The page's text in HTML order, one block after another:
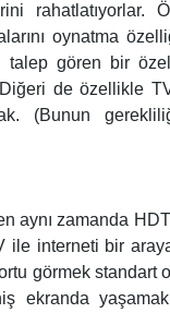
rahatlatıyorlar.
oynatma
talep gören bir
de özellikle
(Bunun
aynı zamanda
ile interneti bir
görmek standart
ekranda